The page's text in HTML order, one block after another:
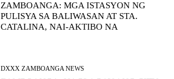
ZAMBOANGA: MGA ISTASYON NG
PULISYA SA BALIWASAN AT STA.
CATALINA, NAI-AKTIBO NA
DXXX ZAMBOANGA NEWS